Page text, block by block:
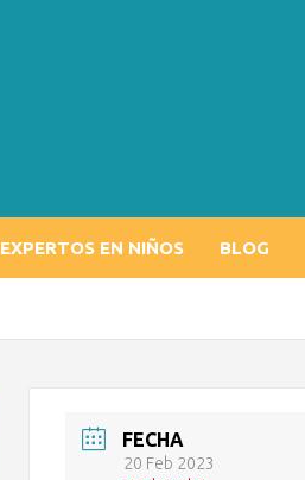
EXPERTOS EN NIÑOS BLOG
FECHA
20 Feb 2023